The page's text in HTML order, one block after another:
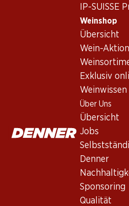
IP-SUISSE
Weinshop
Übersicht
Wein-
Exklusiv
Weinwissen
Über Uns
Übersicht
Jobs
Denner
Sponsoring
Qualität
Flasche: 14.95
Three Finger Jack Old Vine